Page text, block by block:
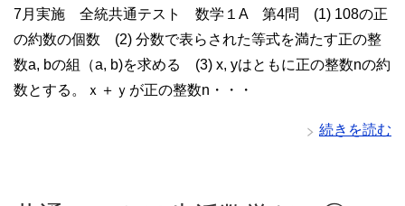
7月実施 全統共通テスト 数学１A 第4問 (1) 108の正
の約数の個数 (2) 分数で表らされた等式を満たす正の整
数a, bの組（a, b)を求める (3) x, yはともに正の整数nの約
数とする。ｘ＋ｙが正の整数n・・・
続きを読む